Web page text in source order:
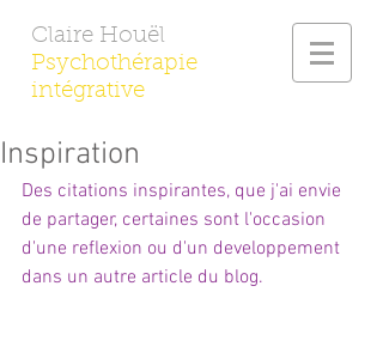
Claire Houël
Psychothérapie
intégrative
Inspiration
Des citations inspirantes, que j'ai envie
de partager, certaines sont l'occasion
d'une reflexion ou d'un developpement
dans un autre article du blog.